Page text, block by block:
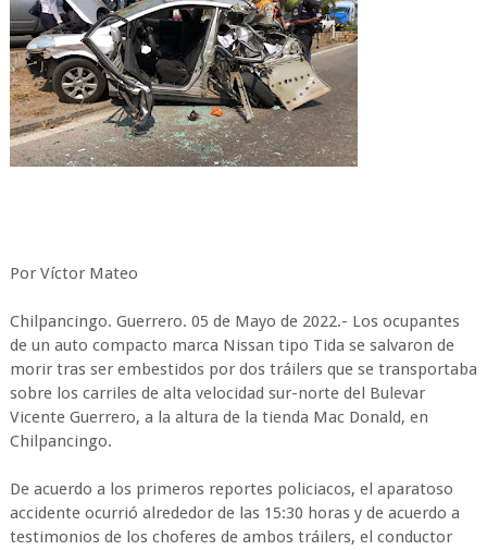
Por Víctor Mateo
Chilpancingo. Guerrero. 05 de Mayo de 2022.- Los ocupantes
de un auto compacto marca Nissan tipo Tida se salvaron de
morir tras ser embestidos por dos tráilers que se transportaba
sobre los carriles de alta velocidad sur-norte del Bulevar
Vicente Guerrero, a la altura de la tienda Mac Donald, en
Chilpancingo.
De acuerdo a los primeros reportes policiacos, el aparatoso
accidente ocurrió alrededor de las 15:30 horas y de acuerdo a
testimonios de los choferes de ambos tráilers, el conductor